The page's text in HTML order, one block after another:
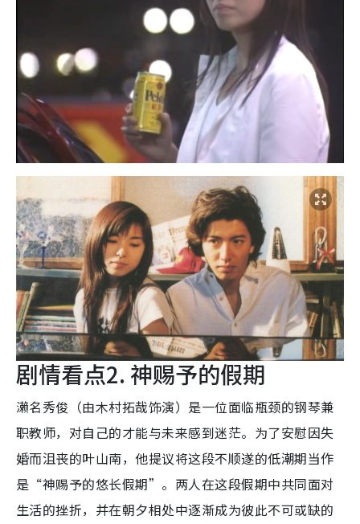
剧情看点2. 神赐予的假期
濑名秀俊（由木村拓哉饰演）是一位面临瓶颈的钢琴兼
职教师，对自己的才能与未来感到迷茫。为了安慰因失
婚而沮丧的叶山南，他提议将这段不顺遂的低潮期当作
是“神赐予的悠长假期”。两人在这段假期中共同面对
生活的挫折，并在朝夕相处中逐渐成为彼此不可或缺的